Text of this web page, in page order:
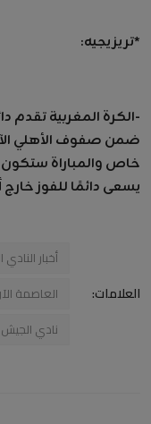
*تريزيجيه:
-الكرة المغربية تقدم
ضمن صفوف الأهلي
خاص والمباراة
يسعى دائمًا للفوز خارج
العلامات:
أخبار
العاصمة
نادي